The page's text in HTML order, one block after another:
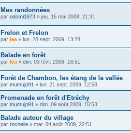
Mes randonnées
par odomi1973 » jeu. 15 mai 2008, 21:31
Frelon et Frelon
par lea » lun. 28 sept. 2009, 13:28
Balade en forêt
par lea » dim. 03 févr. 2008, 16:51
Forêt de Chambon, les étang de la vallée
par mumujp91 » lun. 21 sept. 2009, 12:58
Promenade en forêt d'Etréchy
par mumujp91 » dim. 09 août 2009, 15:53
Balade autour du village
par rochelle » mar. 04 août 2009, 22:51